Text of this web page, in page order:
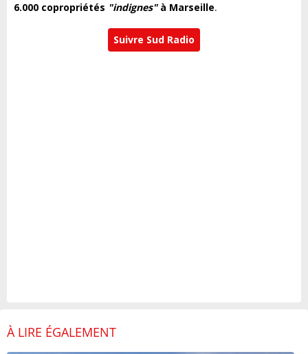
6.000 copropriétés "indignes"à Marseille.
Suivre Sud Radio
À LIRE ÉGALEMENT